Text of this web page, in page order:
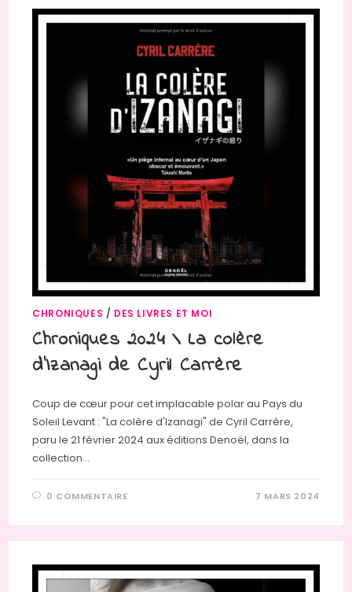
CHRONIQUES / DES LIVRES ET MOI
Chroniques 2024 \ La colère
d’Izanagi de Cyril Carrère
Coup de cœur pour cet implacable polar au Pays du
Soleil Levant : "La colère d'Izanagi" de Cyril Carrère,
paru le 21 février 2024 aux éditions Denoël, dans la
collection…
0 COMMENTAIRE 7 MARS 2024